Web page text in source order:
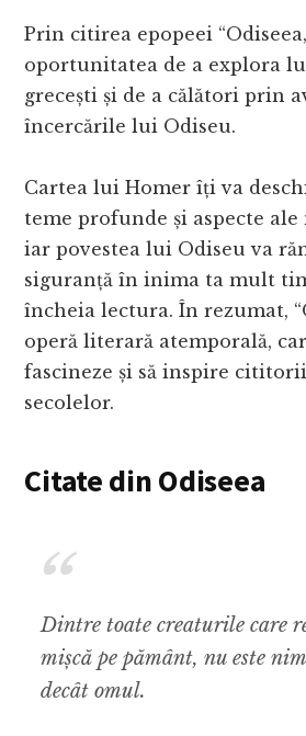
Prin citirea epopeei
oportunitatea de a explora
grecești și de a călători prin
încercările lui Odiseu.
Cartea lui Homer îți va
teme profunde și aspecte
iar povestea lui Odiseu va
siguranță în inima ta mult
încheia lectura. În rezumat,
operă literară atemporală,
fascineze și să inspire
secolelor.
Citate din Odiseea
Dintre toate creaturile care
mișcă pe pământ, nu este
decât omul.